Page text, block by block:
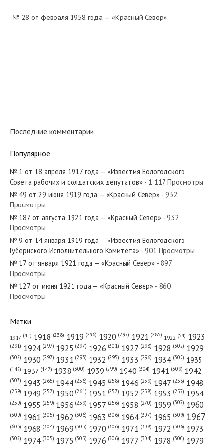
№ 28 от февраля 1958 года — «Красный Север»
№ 286 от декабря 1939 года — «Красный Север»
№ 101 от декабря 1930 года — «Красный Север»
№ 250 от ноября 1923 года — «Красный Север»
№ 254 от октября 1965 года — «Красный Север»
№ 133 от июня 1934 года — «Красный Север»
Последние комментарии
Популярное
№ 1 от 18 апреля 1917 года — «Известия Вологодского
Совета рабочих и солдатских депутатов» - 1 117 Просмотры
№ 49 от 29 июня 1919 года — «Красный Север» - 932
Просмотры
№ 187 от августа 1921 года — «Красный Север» - 932
Просмотры
№ 9 от 14 января 1919 года — «Известия Вологодского
Губернского Исполнительного Комитета» - 901 Просмотры
№ 17 от января 1921 года — «Красный Север» - 897
Просмотры
№ 127 от июня 1921 года — «Красный Север» - 860
Просмотры
Метки
1917 (41) 1918 (238) 1919 (296) 1920 (297) 1921 (285) 1922 (54) 1923
(291) 1924 (297) 1925 (297) 1926 (301) 1927 (298) 1928 (302) 1929
(302) 1930 (297) 1931 (293) 1932 (295) 1933 (296) 1934 (302) 1935
(145) 1937 (147) 1938 (300) 1939 (299) 1940 (304) 1941 (309) 1942
(307) 1943 (265) 1944 (256) 1945 (258) 1946 (259) 1947 (258) 1948
(259) 1949 (257) 1950 (261) 1951 (257) 1952 (258) 1953 (257) 1954
(259) 1955 (259) 1956 (259) 1957 (256) 1958 (270) 1959 (307) 1960
(309) 1961 (305) 1962 (306) 1963 (306) 1964 (307) 1965 (309) 1967
(606) 1968 (304) 1969 (305) 1970 (306) 1971 (308) 1972 (306) 1973
(305) 1974 (305) 1975 (305) 1976 (306) 1977 (304) 1978 (300) 1979